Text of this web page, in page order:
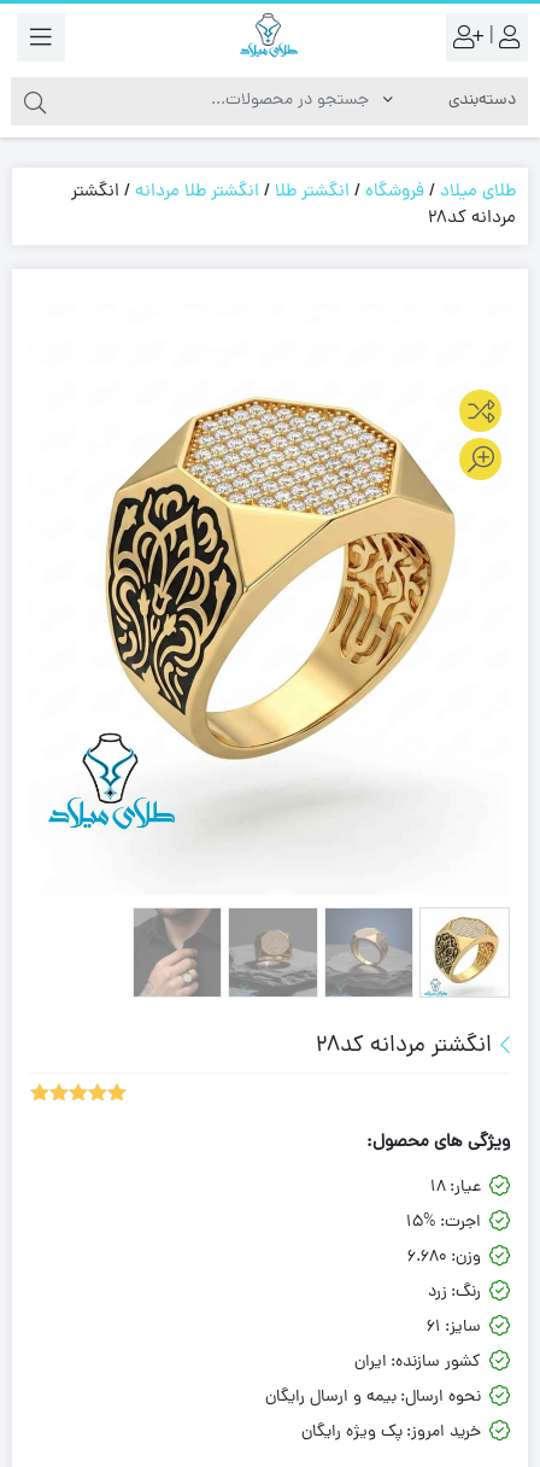
|
طلای میلاد /فروشگاه/ انگشتر طلا/ انگشتر طلا مردانه/ انگشتر
مردانه کد28
انگشتر مردانه کد28
ویژگی های محصول:
عیار:18
اجرت: 15%
وزن: 6.680
رنگ: زرد
سایز: 61
کشور سازنده: ایران
نحوه ارسال:بیمه و ارسال رایگان
خرید امروز:پک ویژه رایگان